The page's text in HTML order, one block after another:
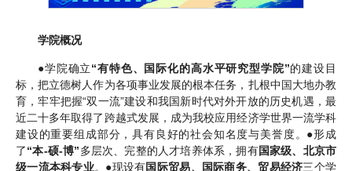
学院概况
●学院确立“有特色、国际化的高水平研究型学院”的建设目
标，把立德树人作为各项事业发展的根本任务，扎根中国大地办教
育，牢牢把握“双一流”建设和我国新时代对外开放的历史机遇，最
近二十多年取得了跨越式发展，成为我校应用经济学世界一流学科
建设的重要组成部分，具有良好的社会知名度与美誉度。 ●形成
了“本-硕-博”多层次、完整的人才培养体系，拥有国家级、北京市
级一流本科专业。 ●现设有国际贸易、国际商务、贸易经济三个学